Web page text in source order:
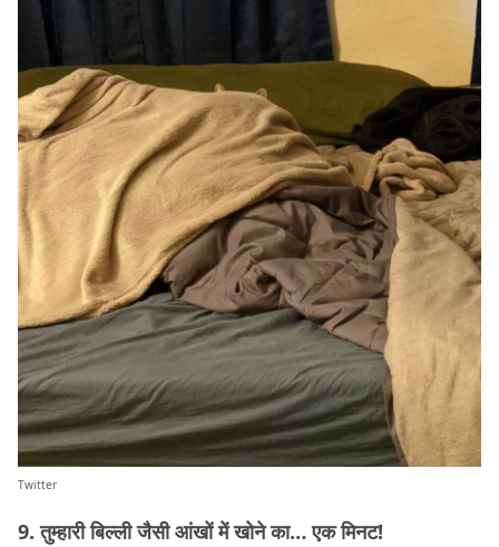
Twitter
9. तुम्हारी बिल्ली जैसी आंखों में खोने का… एक मिनट!